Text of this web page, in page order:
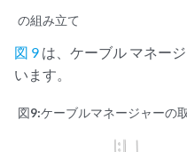
の組み立て
図 9 は、ケーブル マネー
います。
図9:ケーブルマネージャーの